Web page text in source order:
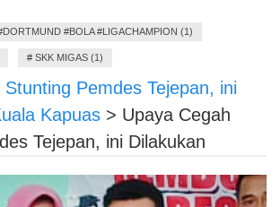
#BOLA #LIGACHAMPION (1)
# SKK MIGAS (1)
Pemdes Tejepan, ini
Kapuas > Upaya Cegah
Tejepan, ini Dilakukan